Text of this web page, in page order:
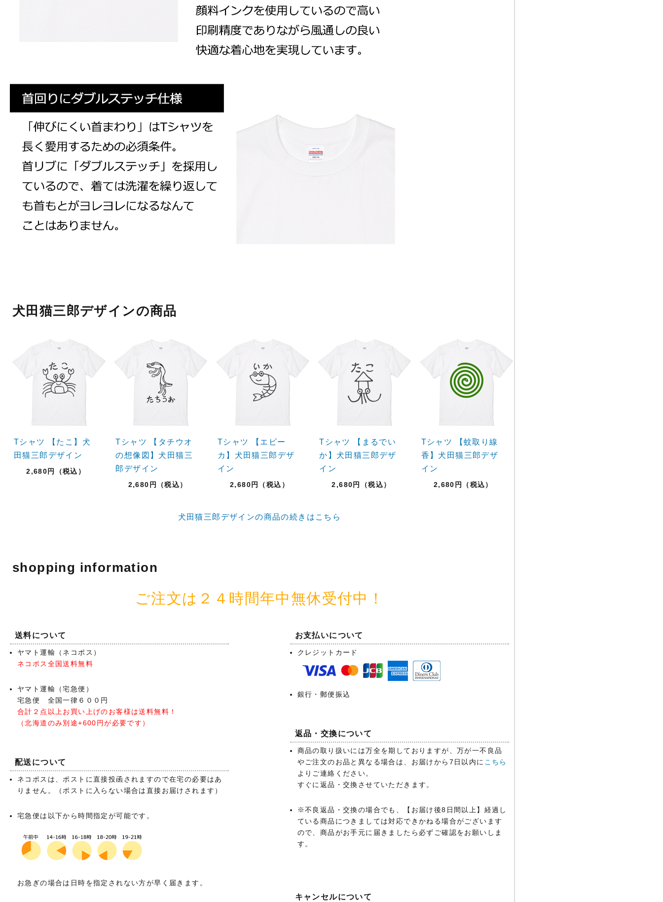
犬田猫三郎デザインの商品
Tシャツ 【たこ】犬
田猫三郎デザイン
2,680円（税込）
Tシャツ 【タチウオ
の想像図】犬田猫三
郎デザイン
2,680円（税込）
Tシャツ 【エビー
カ】犬田猫三郎デザ
イン
2,680円（税込）
Tシャツ 【まるでい
か】犬田猫三郎デザ
イン
2,680円（税込）
Tシャツ 【蚊取り線
香】犬田猫三郎デザ
イン
2,680円（税込）
犬田猫三郎デザインの商品の続きはこちら
shopping information
ご注文は２４時間年中無休受付中！
送料について
ヤマト運輸（ネコポス）
ネコポス全国送料無料
ヤマト運輸（宅急便）
宅急便 全国一律６００円
合計２点以上お買い上げのお客様は送料無料！
（北海道のみ別途+600円が必要です）
配送について
ネコポスは、ポストに直接投函されますので在宅の必要はあ
りません。（ポストに入らない場合は直接お届けされます）
宅急便は以下から時間指定が可能です。
お急ぎの場合は日時を指定されない方が早く届きます。
お支払いについて
クレジットカード
銀行・郵便振込
返品・交換について
商品の取り扱いには万全を期しておりますが、万が一不良品
やご注文のお品と異なる場合は、お届けから7日以内に こちら
よりご連絡ください。
すぐに返品・交換させていただきます。
※不良返品・交換の場合でも、【お届け後8日間以上】経過し
ている商品につきましては対応できかねる場合がございます
ので、商品がお手元に届きましたら必ずご確認をお願いしま
す。
キャンセルについて